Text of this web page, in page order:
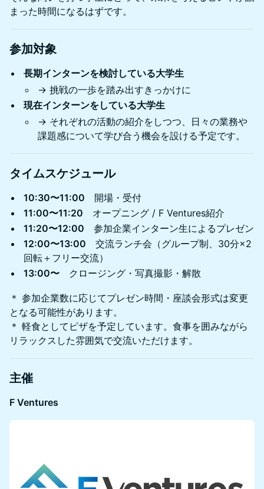
まった時間になるはずです。
参加対象
長期インターンを検討している大学生
→ 挑戦の一歩を踏み出すきっかけに
現在インターンをしている大学生
→ それぞれの活動の紹介をしつつ、日々の業務や
課題感について学び合う機会を設ける予定です。
タイムスケジュール
10:30〜11:00 開場・受付
11:00〜11:20 オープニング / F Ventures紹介
11:20〜12:00 参加企業インターン生によるプレゼン
12:00〜13:00 交流ランチ会（グループ制、30分×2
回転＋フリー交流）
13:00〜 クロージング・写真撮影・解散
＊ 参加企業数に応じてプレゼン時間・座談会形式は変更
となる可能性があります。
＊ 軽食としてピザを予定しています。食事を囲みながら
リラックスした雰囲気で交流いただけます。
主催
F Ventures